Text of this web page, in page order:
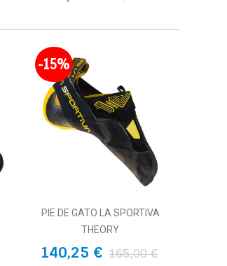
-15%
PIE DE GATO LA SPORTIVA
THEORY
140,25 € 165,00 €